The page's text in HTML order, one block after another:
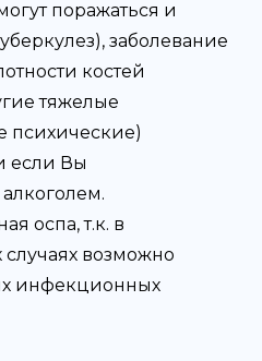
поражаться и
заболевание
костей
тяжелые
психические)
если Вы
оспа, т.к. в
возможно
инфекционных